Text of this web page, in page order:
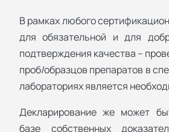
В рамках любого
для обязательной и для
подтверждения качества –
проб/образцов препаратов в
лабораториях является
Декларирование же может
базе собственных